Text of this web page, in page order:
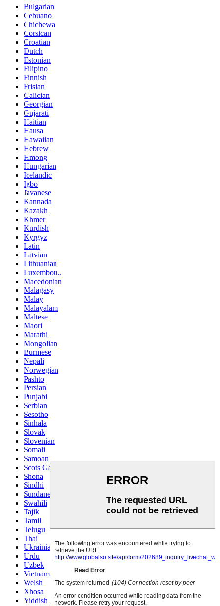
Bulgarian
Cebuano
Chichewa
Corsican
Croatian
Dutch
Estonian
Filipino
Finnish
Frisian
Galician
Georgian
Gujarati
Haitian
Hausa
Hawaiian
Hebrew
Hmong
Hungarian
Icelandic
Igbo
Javanese
Kannada
Kazakh
Khmer
Kurdish
Kyrgyz
Latin
Latvian
Lithuanian
Luxembou..
Macedonian
Malagasy
Malay
Malayalam
Maltese
Maori
Marathi
Mongolian
Burmese
Nepali
Norwegian
Pashto
Persian
Punjabi
Serbian
Sesotho
Sinhala
Slovak
Slovenian
Somali
Samoan
Scots Gaelic
Shona
Sindhi
Sundanese
Swahili
Tajik
Tamil
Telugu
Thai
Ukrainian
Urdu
Uzbek
Vietnamese
Welsh
Xhosa
Yiddish